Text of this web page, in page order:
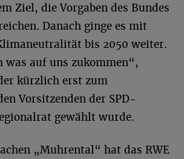
Ziel, die Vorgaben des Bundes
Danach ginge es mit
bis 2050 weiter.
was auf uns zukommen“,
kürzlich erst zum
Vorsitzenden der SPD-
gewählt wurde.
„Muhrental“ hat das RWE